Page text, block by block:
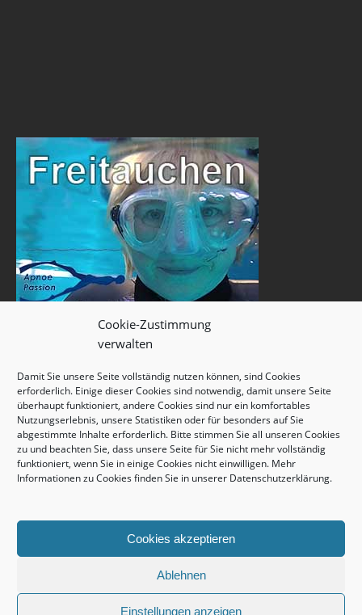
Cookie-Zustimmung
verwalten
Damit Sie unsere Seite vollständig nutzen können, sind Cookies
erforderlich. Einige dieser Cookies sind notwendig, damit unsere Seite
überhaupt funktioniert, andere Cookies sind nur ein komfortables
Nutzungserlebnis, unsere Statistiken oder für besonders auf Sie
abgestimmte Inhalte erforderlich. Bitte stimmen Sie all unseren Cookies
zu und beachten Sie, dass unsere Seite für Sie nicht mehr vollständig
funktioniert, wenn Sie in einige Cookies nicht einwilligen. Mehr
Informationen zu Cookies finden Sie in unserer Datenschutzerklärung.
Cookies akzeptieren
Ablehnen
Einstellungen anzeigen